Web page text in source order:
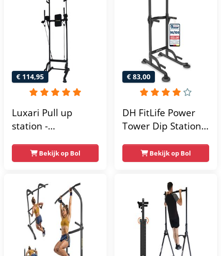
€ 114,95
Luxari Pull up
station -
- Dip Station - Pull
Up Bar -
Krachtstation -
Power Rack -
Verstelbaar -
Krachttraining
Bekijk op Bol
€ 83,00
DH FitLife Power
Tower Dip Station |
vrijstaand | dip
barren rugtrainer |
krachtstation
krachttoren |
fitnessstation |
power rack voor
thuis gym |
krachttraining voor
Bekijk op Bol